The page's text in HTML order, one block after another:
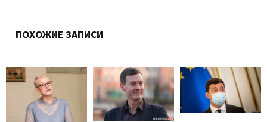
ПОХОЖИЕ ЗАПИСИ